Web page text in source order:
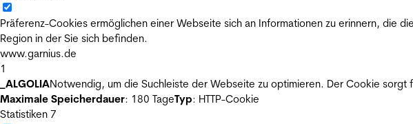
Präferenz-Cookies ermöglichen einer Webseite sich an Informationen zu erinnern, die
Region in der Sie sich befinden.
www.garnius.de
1
_ALGOLIANotwendig, um die Suchleiste der Webseite zu optimieren. Der Cookie sorgt
Maximale Speicherdauer: 180 TageTyp: HTTP-Cookie
Statistiken 7